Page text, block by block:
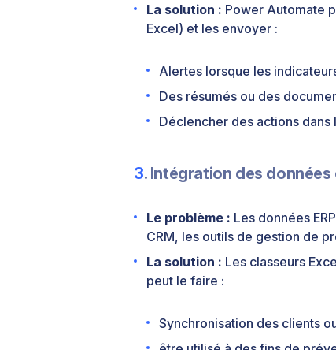
La solution : Power Automate
Excel) et les envoyer :
Alertes lorsque les
Des résumés ou des
Déclencher des actions
3. Intégration des
Le problème : Les données
CRM, les outils de gestion de
La solution : Les classeurs
peut le faire :
Synchronisation des clients